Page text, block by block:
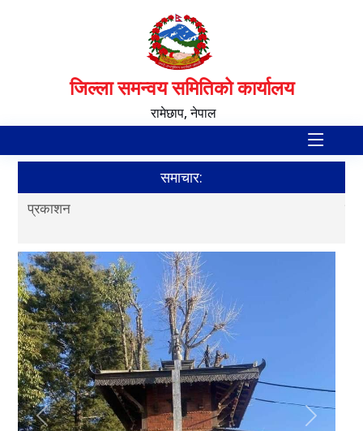
जिल्ला समन्वय समितिको कार्यालय
रामेछाप, नेपाल
समाचार:
प्रकाशन
Previous Next